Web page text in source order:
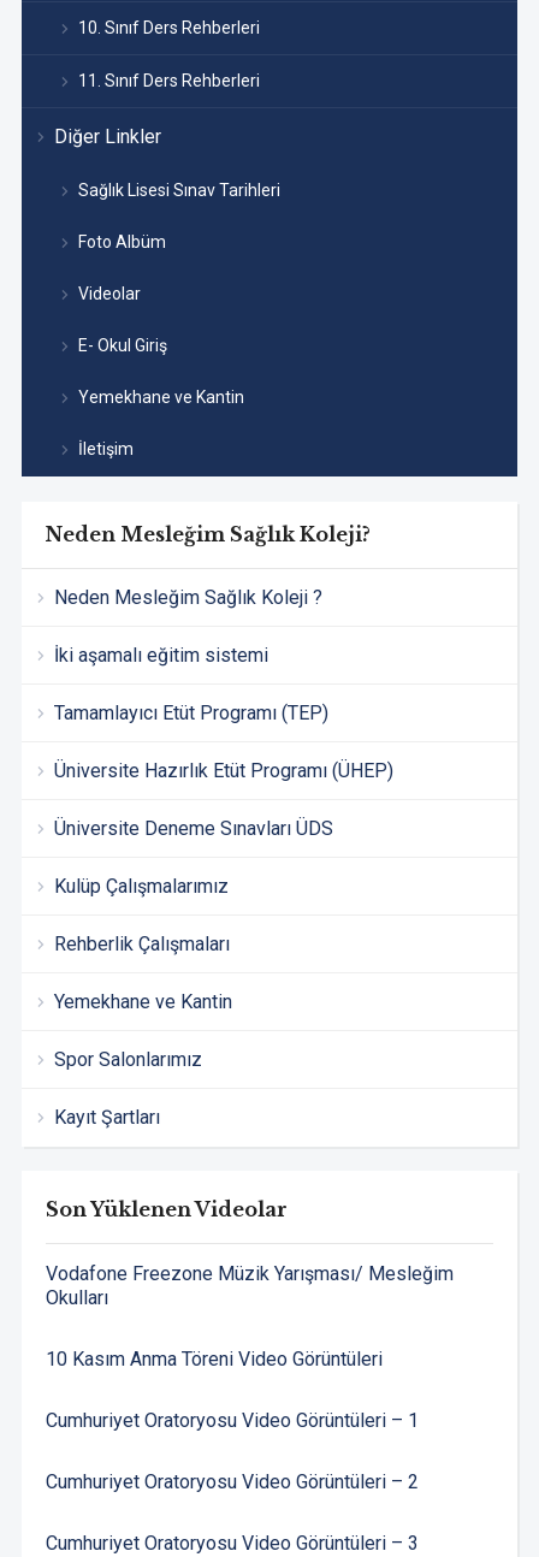
10. Sınıf Ders Rehberleri
11. Sınıf Ders Rehberleri
Diğer Linkler
Sağlık Lisesi Sınav Tarihleri
Foto Albüm
Videolar
E- Okul Giriş
Yemekhane ve Kantin
İletişim
Neden Mesleğim Sağlık Koleji?
Neden Mesleğim Sağlık Koleji ?
İki aşamalı eğitim sistemi
Tamamlayıcı Etüt Programı (TEP)
Üniversite Hazırlık Etüt Programı (ÜHEP)
Üniversite Deneme Sınavları ÜDS
Kulüp Çalışmalarımız
Rehberlik Çalışmaları
Yemekhane ve Kantin
Spor Salonlarımız
Kayıt Şartları
Son Yüklenen Videolar
Vodafone Freezone Müzik Yarışması/ Mesleğim
Okulları
10 Kasım Anma Töreni Video Görüntüleri
Cumhuriyet Oratoryosu Video Görüntüleri – 1
Cumhuriyet Oratoryosu Video Görüntüleri – 2
Cumhuriyet Oratoryosu Video Görüntüleri – 3